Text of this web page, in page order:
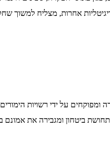
אחרות, מצליח למשוך
ומפוקחים על ידי רשויות
ביטחון ומגבירה את אמונם